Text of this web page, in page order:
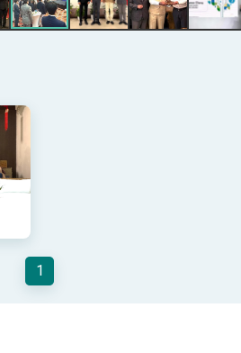
稅談判階段性結果有助臺灣取得有
全力支持「臺美對等貿易協定」簽署
國人滿意政府外交表現，高度支持
與台歐美日關係深化
之島，希望之光」為題發表2026新
護民主台灣國安行動方案」記者
的新臺灣 總統發表國慶演說
政周年談話 盼面對未來挑戰 堅持
型 穩健前行
論
1